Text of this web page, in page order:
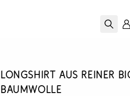
Longshirt aus reiner
Baumwolle